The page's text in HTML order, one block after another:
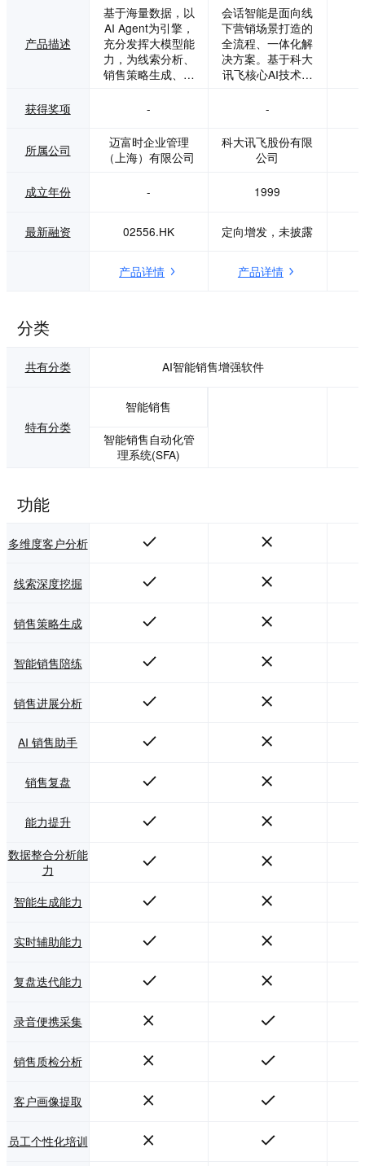
产品描述
基于海量数据，以
AI Agent为引擎，
充分发挥大模型能
力，为线索分析、
销售策略生成、销
务场景，提供定制
化产品和服务，助
力企业销售创新与
会话智能是面向线
下营销场景打造的
全流程、一体化解
决方案。基于科大
讯飞核心AI技术，
台等软硬件资源，
提供语音数据采
集、话术质检分
以及流程监督管理
端到后台，实现客
售跟踪、成交签约
获得奖项 - -
所属公司
迈富时企业管理
（上海）有限公司
科大讯飞股份有限
公司
成立年份 - 1999
最新融资 02556.HK 定向增发，未披露
产品详情 产品详情
分类
共有分类 AI智能销售增强软件
特有分类
智能销售
智能销售自动化管
理系统(SFA)
功能
多维度客户分析
线索深度挖掘
销售策略生成
智能销售陪练
销售进展分析
AI 销售助手
销售复盘
能力提升
数据整合分析能
力
智能生成能力
实时辅助能力
复盘迭代能力
录音便携采集
销售质检分析
客户画像提取
员工个性化培训